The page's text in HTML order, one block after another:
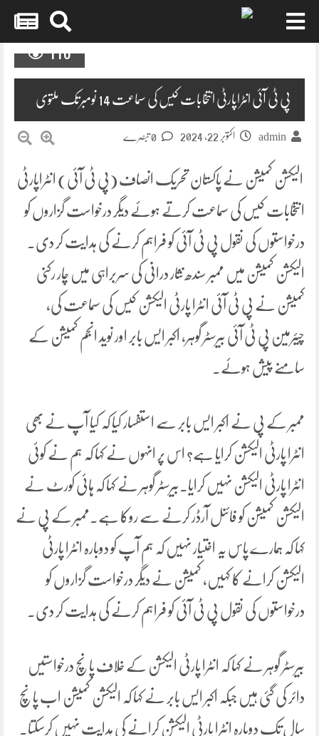
110
پی ٹی آئی انٹراپارٹی انتخابات کیس کی سماعت 14 نومبرتک ملتوی
admin اکتوبر 22, 2024
الیکشن کمیشن نے پاکستان تحریک انصاف (پی ٹی آئی) انٹراپارٹی
انتخابات کیس کی سماعت کرتے ہوئے دیگر درخواست گزاروں کو
درخواستوں کی نقول پی ٹی آئی کو فراہم کرنے کی ہدایت کر دی۔
الیکشن کمیشن میں ممبر سندھ نثار درانی کی سربراہی میں چار رکنی
کمیشن نے پی ٹی آئی انٹرا پارٹی الیکشن کیس کی سماعت کی،
چیئرمین پی ٹی آئی بیرسٹر گوہر، اکبر ایس بابر اور نوید انجم کمیشن کے
سامنے پیش ہوئے۔
ممبر کے پی نے اکبر ایس بابر سے استفسار کیا کہ کیا آپ نے بھی
انٹرا پارٹی الیکشن کرایا ہے؟ اس پر انہوں نے کہا کہ ہم نے کوئی
انٹرا پارٹی الیکشن نہیں کرایا۔بیرسٹر گوہر نے کہا کہ ہائی کورٹ نے
الیکشن کمیشن کو فائنل آرڈر کرنے سے روکا ہے۔ممبر کے پی نے
کہا کہ ہمارے پاس یہ اختیار نہیں کہ ہم آپ کو دوبارہ انٹرا پارٹی
الیکشن کرانے کا کہیں، کمیشن نے دیگر درخواست گزاروں کو
درخواستوں کی نقول پی ٹی آئی کو فراہم کرنے کی ہدایت کر دی۔
بیرسٹر گوہر نے کہا کہ انٹرا پارٹی الیکشن کے خلاف پانچ درخواستیں
دائر کی گئی ہیں جبکہ اکبر ایس بابر نے کہا کہ الیکشن کمیشن اب پانچ
سال تک دوبارہ انٹرا پارٹی الیکشن کرانے کی ہدایت نہیں کرسکتا۔